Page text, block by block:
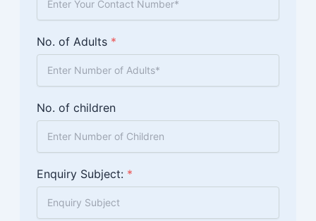
No. of Adults *
No. of children
Enquiry Subject: *